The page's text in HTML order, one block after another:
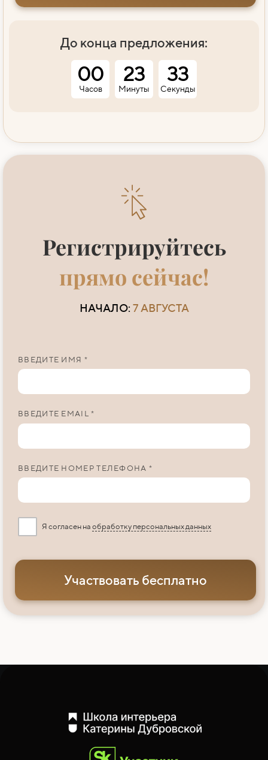
До конца предложения:
00
Часов
23
Минуты
31
Секунда
Регистрируйтесь
прямо сейчас!
НАЧАЛО: 7 АВГУСТА
ВВЕДИТЕ ИМЯ *
ВВЕДИТЕ EMAIL *
ВВЕДИТЕ НОМЕР ТЕЛЕФОНА *
Я согласен на обработку персональных данных
Участвовать бесплатно